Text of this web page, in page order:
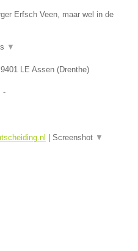
Erfsch Veen, maar wel in de
▼
9401 LE Assen (Drenthe)
-
Screenshot ▼